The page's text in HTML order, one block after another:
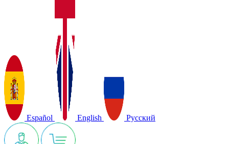
Español English Русский